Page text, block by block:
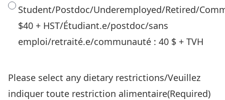
Student/Postdoc/Underemployed/Retired/
$40 + HST/Étudiant.e/postdoc/sans
emploi/retraité.e/communauté : 40 $ + TVH
Please select any dietary restrictions/Veuillez
indiquer toute restriction alimentaire(Required)